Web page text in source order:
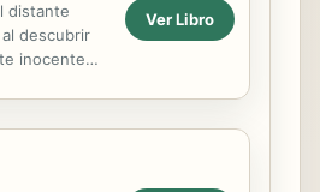
distante
descubrir
inocentes
Ver Libro